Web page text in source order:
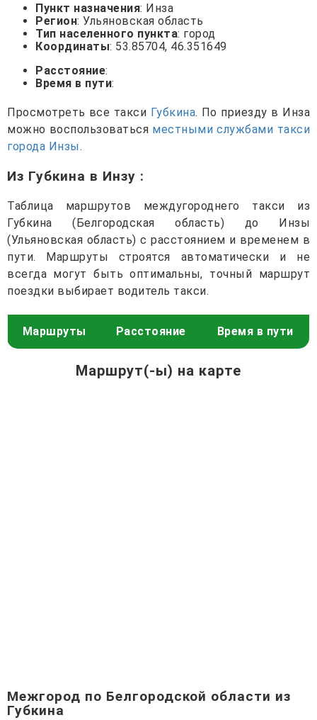
Пункт назначения: Инза
Регион: Ульяновская область
Тип населенного пункта: город
Координаты: 53.85704, 46.351649
Расстояние:
Время в пути:
Просмотреть все такси Губкина. По приезду в Инза
можно воспользоваться местными службами такси
города Инзы.
Из Губкина в Инзу :
Таблица маршрутов междугороднего такси из
Губкина (Белгородская область) до Инзы
(Ульяновская область) с расстоянием и временем в
пути. Маршруты строятся автоматически и не
всегда могут быть оптимальны, точный маршрут
поездки выбирает водитель такси.
Маршруты Расстояние Время в пути
Маршрут(-ы) на карте
Межгород по Белгородской области из
Губкина